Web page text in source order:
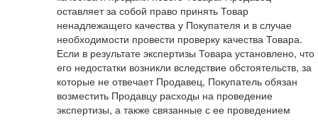
оставляет за собой право принять Товар
ненадлежащего качества у Покупателя и в случае
необходимости провести проверку качества Товара.
Если в результате экспертизы Товара установлено, что
его недостатки возникли вследствие обстоятельств, за
которые не отвечает Продавец, Покупатель обязан
возместить Продавцу расходы на проведение
экспертизы, а также связанные с ее проведением